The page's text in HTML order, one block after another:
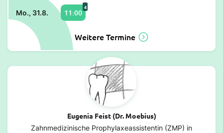
Mo., 31.8. 11:00
4
Weitere Termine
Eugenia Feist (Dr. Moebius)
Zahnmedizinische Prophylaxeassistentin (ZMP) in